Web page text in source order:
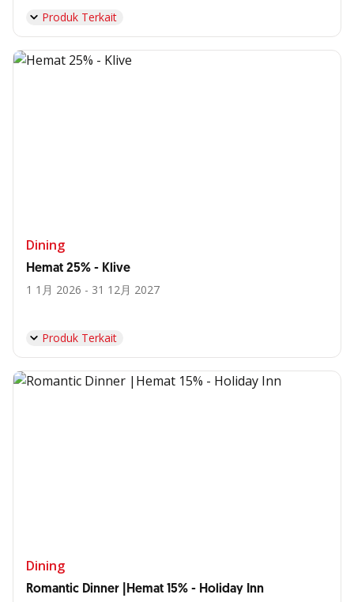
Produk Terkait
Dining
Hemat 25% - Klive
1 1月 2026 - 31 12月 2027
Produk Terkait
Dining
Romantic Dinner |Hemat 15% - Holiday Inn